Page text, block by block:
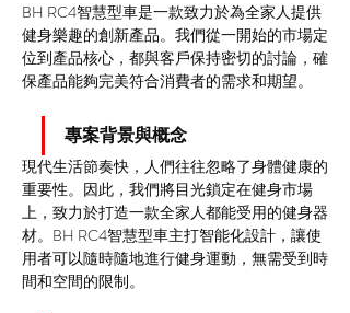
BH RC4智慧型車是一款致力於為全家人提供
健身樂趣的創新產品。我們從一開始的市場定
位到產品核心，都與客戶保持密切的討論，確
保產品能夠完美符合消費者的需求和期望。
專案背景與概念
現代生活節奏快，人們往往忽略了身體健康的
重要性。因此，我們將目光鎖定在健身市場
上，致力於打造一款全家人都能受用的健身器
材。BH RC4智慧型車主打智能化設計，讓使
用者可以隨時隨地進行健身運動，無需受到時
間和空間的限制。